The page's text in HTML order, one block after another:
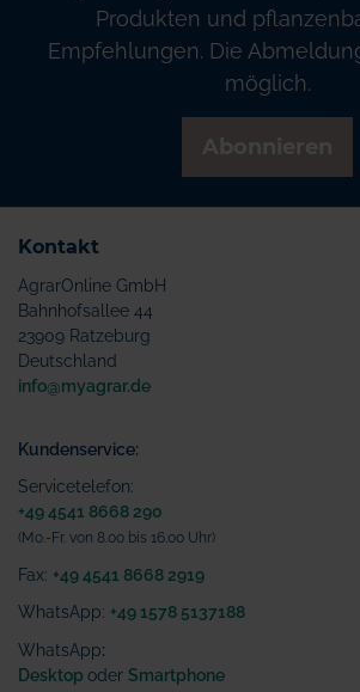
Produkten und
Empfehlungen. Die
möglich.
Kontakt
AgrarOnline GmbH
Bahnhofsallee 44
23909 Ratzeburg
Deutschland
info@myagrar.de
Kundenservice:
Servicetelefon:
+49 4541 8668 290
(Mo.-Fr. von 8.00 bis 16.00 Uhr)
Fax: +49 4541 8668 2919
WhatsApp: +49 1578 5137188
WhatsApp:
Desktop oder Smartphone